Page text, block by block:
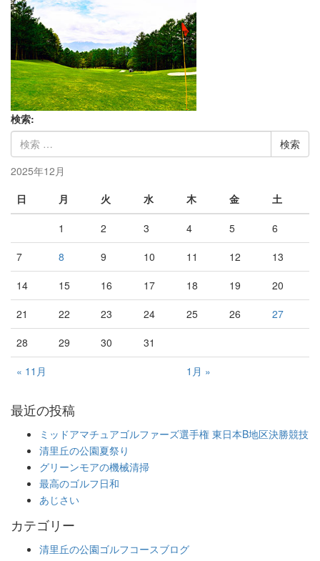
検索:
2025年12月
日
月 火 水 木 金 土
« 11月 1月 »
1 2 3 4 5
6
7
8 9 10 11 12
13
14
15 16 17 18 19
20
21
22 23 24 25 26
27
28
29 30 31
最近の投稿
ミッドアマチュアゴルファーズ選手権 東日本B地区決勝競技
清里丘の公園夏祭り
グリーンモアの機械清掃
最高のゴルフ日和
あじさい
カテゴリー
清里丘の公園ゴルフコースブログ